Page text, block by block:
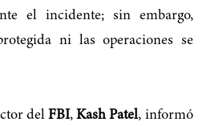
el incidente; sin embargo,
ni las operaciones se
delFBI,Kash Patel, informó